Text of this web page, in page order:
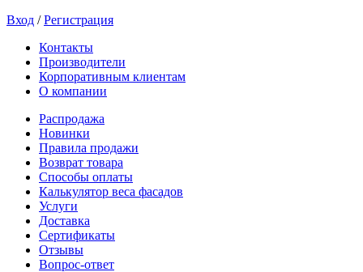
Вход /Регистрация
Контакты
Производители
Корпоративным клиентам
О компании
Распродажа
Новинки
Правила продажи
Возврат товара
Способы оплаты
Калькулятор веса фасадов
Услуги
Доставка
Сертификаты
Отзывы
Вопрос-ответ